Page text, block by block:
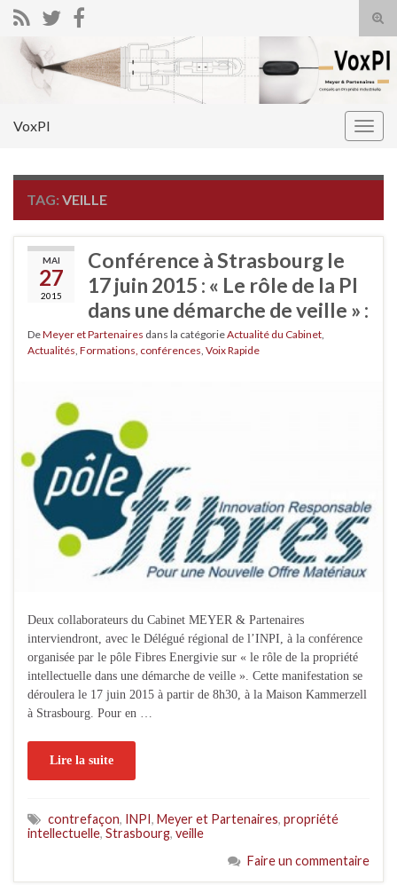
Search for:
VoxPI
TAG: VEILLE
MAI
27
2015
Conférence à Strasbourg le
17 juin 2015 : « Le rôle de la PI
dans une démarche de veille » :
DeMeyer et Partenaires dans la catégorieActualité du Cabinet
Actualités Formations, conférences Voix Rapide
Deux collaborateurs du Cabinet MEYER & Partenaires
interviendront, avec le Délégué régional de l’INPI, à la conférence
organisée par le pôle Fibres Energivie sur « le rôle de la propriété
intellectuelle dans une démarche de veille ». Cette manifestation se
déroulera le 17 juin 2015 à partir de 8h30, à la Maison Kammerzell
à Strasbourg. Pour en …
Lire la suite
contrefaçon, INPI, Meyer et Partenaires, propriété
intellectuelle, Strasbourg, veille
Faire un commentaire